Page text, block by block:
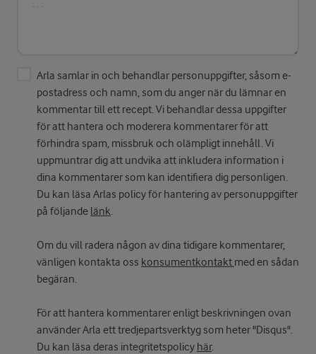
Arla samlar in och behandlar personuppgifter, såsom e-
postadress och namn, som du anger när du lämnar en
kommentar till ett recept. Vi behandlar dessa uppgifter
för att hantera och moderera kommentarer för att
förhindra spam, missbruk och olämpligt innehåll. Vi
uppmuntrar dig att undvika att inkludera information i
dina kommentarer som kan identifiera dig personligen.
Du kan läsa Arlas policy för hantering av personuppgifter
på följande länk.
Om du vill radera någon av dina tidigare kommentarer,
vänligen kontakta oss konsumentkontakt med en sådan
begäran.
För att hantera kommentarer enligt beskrivningen ovan
använder Arla ett tredjepartsverktyg som heter "Disqus".
Du kan läsa deras integritetspolicy här.